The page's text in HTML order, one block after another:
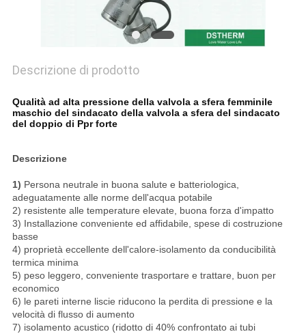
Descrizione di prodotto
Qualità ad alta pressione della valvola a sfera femminile
maschio del sindacato della valvola a sfera del sindacato
del doppio di Ppr forte
Descrizione
1) Persona neutrale in buona salute e batteriologica,
adeguatamente alle norme dell'acqua potabile
2) resistente alle temperature elevate, buona forza d'impatto
3) Installazione conveniente ed affidabile, spese di costruzione
basse
4) proprietà eccellente dell'calore-isolamento da conducibilità
termica minima
5) peso leggero, conveniente trasportare e trattare, buon per
economico
6) le pareti interne liscie riducono la perdita di pressione e la
velocità di flusso di aumento
7) isolamento acustico (ridotto di 40% confrontato ai tubi